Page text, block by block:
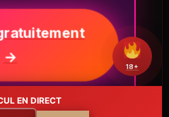
EN DIRECT
18+
→